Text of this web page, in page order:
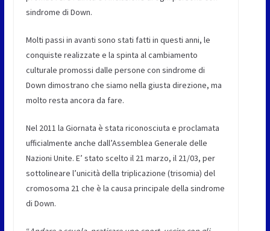
sindrome di Down.
Molti passi in avanti sono stati fatti in questi anni, le
conquiste realizzate e la spinta al cambiamento
culturale promossi dalle persone con sindrome di
Down dimostrano che siamo nella giusta direzione, ma
molto resta ancora da fare.
Nel 2011 la Giornata è stata riconosciuta e proclamata
ufficialmente anche dall’Assemblea Generale delle
Nazioni Unite. E’ stato scelto il 21 marzo, il 21/03, per
sottolineare l’unicità della triplicazione (trisomia) del
cromosoma 21 che è la causa principale della sindrome
di Down.